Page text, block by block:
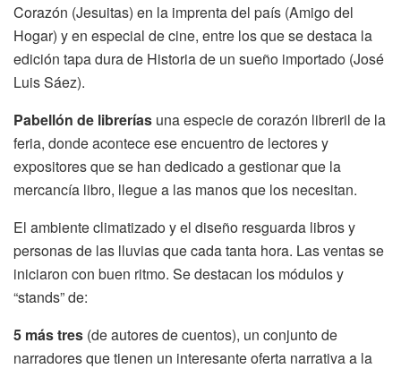
Corazón (Jesuitas) en la imprenta del país (Amigo del
Hogar) y en especial de cine, entre los que se destaca la
edición tapa dura de Historia de un sueño importado (José
Luis Sáez).
Pabellón de librerías una especie de corazón libreril de la
feria, donde acontece ese encuentro de lectores y
expositores que se han dedicado a gestionar que la
mercancía libro, llegue a las manos que los necesitan.
El ambiente climatizado y el diseño resguarda libros y
personas de las lluvias que cada tanta hora. Las ventas se
iniciaron con buen ritmo. Se destacan los módulos y
“stands” de:
5 más tres (de autores de cuentos), un conjunto de
narradores que tienen un interesante oferta narrativa a la